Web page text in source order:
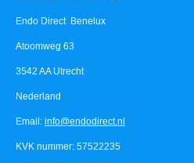
Endo Direct Benelux
Atoomweg 63
3542 AA Utrecht
Nederland
Email: info@endodirect.nl
KVK nummer: 57522235